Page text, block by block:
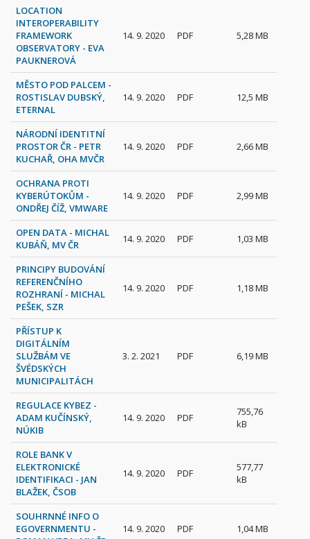
LOCATION
INTEROPERABILITY
FRAMEWORK
OBSERVATORY - EVA
PAUKNEROVÁ
14. 9. 2020 PDF 5,28 MB
MĚSTO POD PALCEM -
ROSTISLAV DUBSKÝ,
ETERNAL
14. 9. 2020 PDF 12,5 MB
NÁRODNÍ IDENTITNÍ
PROSTOR ČR - PETR
KUCHAŘ, OHA MVČR
14. 9. 2020 PDF 2,66 MB
OCHRANA PROTI
KYBERÚTOKŮM -
ONDŘEJ ČÍŽ, VMWARE
14. 9. 2020 PDF 2,99 MB
OPEN DATA - MICHAL
KUBÁŇ, MV ČR
14. 9. 2020 PDF 1,03 MB
PRINCIPY BUDOVÁNÍ
REFERENČNÍHO
ROZHRANÍ - MICHAL
PEŠEK, SZR
14. 9. 2020 PDF 1,18 MB
PŘÍSTUP K
DIGITÁLNÍM
SLUŽBÁM VE
ŠVÉDSKÝCH
MUNICIPALITÁCH
3. 2. 2021 PDF 6,19 MB
REGULACE KYBEZ -
ADAM KUČÍNSKÝ,
NÚKIB
14. 9. 2020 PDF
755,76
kB
ROLE BANK V
ELEKTRONICKÉ
IDENTIFIKACI - JAN
BLAŽEK, ČSOB
14. 9. 2020 PDF
577,77
kB
SOUHRNNÉ INFO O
EGOVERNMENTU -
14. 9. 2020 PDF 1,04 MB